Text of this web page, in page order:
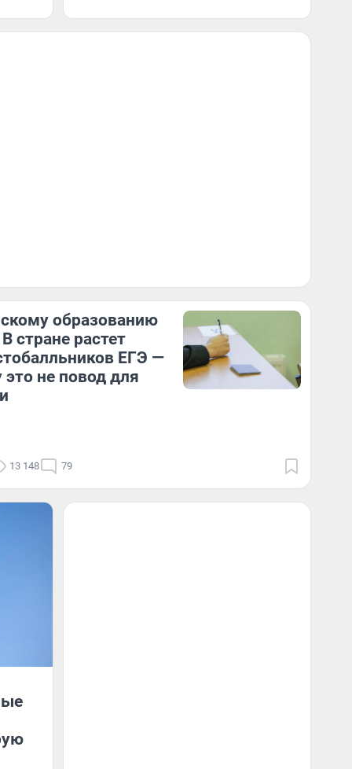
образованию
стране растет
ЕГЭ —
это не повод для
13 148 79